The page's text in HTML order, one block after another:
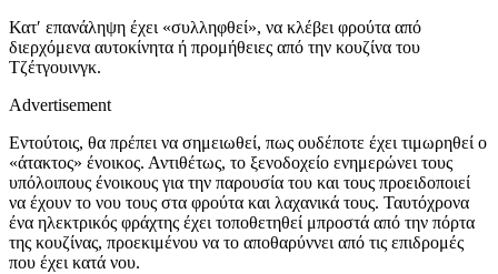
Κατ′ επανάληψη έχει «συλληφθεί», να κλέβει φρούτα από
διερχόμενα αυτοκίνητα ή προμήθειες από την κουζίνα του
Τζέτγουινγκ.
Advertisement
Εντούτοις, θα πρέπει να σημειωθεί, πως ουδέποτε έχει τιμωρηθεί ο
«άτακτος» ένοικος. Αντιθέτως, το ξενοδοχείο ενημερώνει τους
υπόλοιπους ένοικους για την παρουσία του και τους προειδοποιεί
να έχουν το νου τους στα φρούτα και λαχανικά τους. Ταυτόχρονα
ένα ηλεκτρικός φράχτης έχει τοποθετηθεί μπροστά από την πόρτα
της κουζίνας, προεκιμένου να το αποθαρύννει από τις επιδρομές
που έχει κατά νου.